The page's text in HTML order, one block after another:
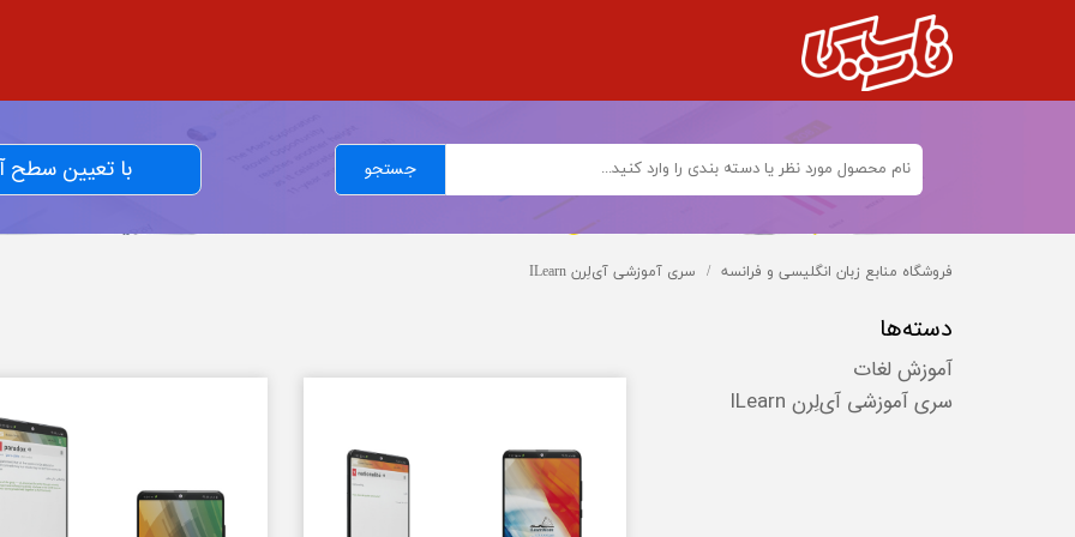
جستجو با تعیین سطح
فروشگاه منابع زبان انگلیسی و فرانسه سری آموزشی آی‌لِرن ILearn
دسته‌ها
آموزش لغات
سری آموزشی آی‌لِرن ILearn